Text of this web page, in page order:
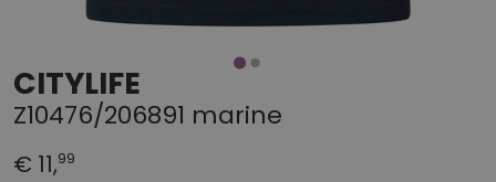
CITYLIFE
Z10476/206891 marine
€ 11,99